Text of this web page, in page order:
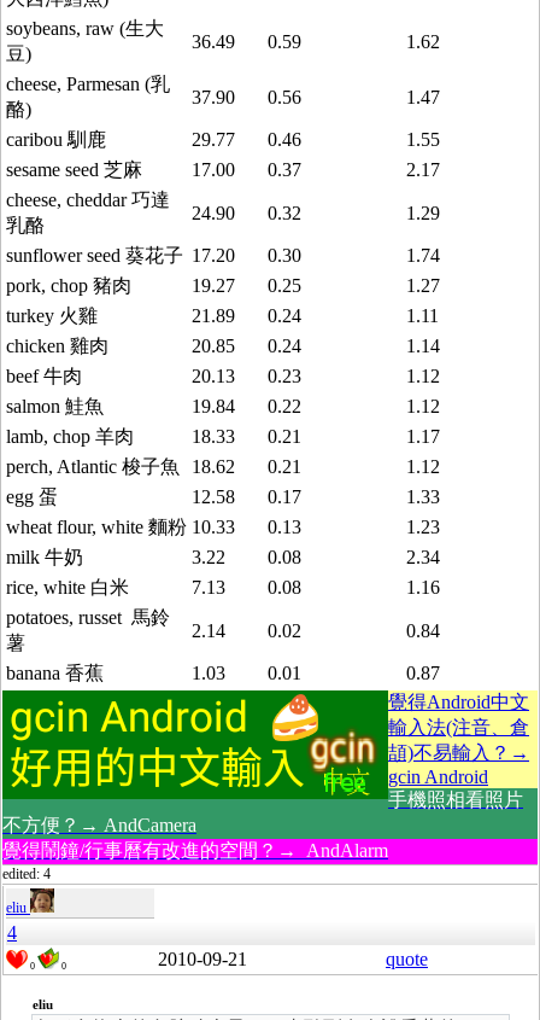
soybeans, raw (生大
豆)
36.49 0.59 1.62
cheese, Parmesan (乳
酪)
37.90 0.56 1.47
caribou 馴鹿 29.77 0.46
1.55
sesame seed 芝麻
17.00 0.37
2.17
cheese, cheddar 巧達
乳酪
24.90 0.32 1.29
sunflower seed 葵花子 17.20 0.30
1.74
pork, chop 豬肉
19.27 0.25
1.27
turkey 火雞
21.89 0.24
1.11
chicken 雞肉
20.85 0.24
1.14
beef 牛肉
20.13 0.23
1.12
salmon 鮭魚
19.84 0.22
1.12
lamb, chop 羊肉
18.33 0.21
1.17
perch, Atlantic 梭子魚
18.62 0.21
1.12
egg 蛋
12.58 0.17
1.33
wheat flour, white 麵粉 10.33 0.13
1.23
milk 牛奶
3.22 0.08
2.34
rice, white 白米
7.13 0.08
1.16
potatoes, russet 馬鈴
薯
2.14 0.02 0.84
banana 香蕉 1.03 0.01
0.87
覺得Android中文
輸入法(注音、倉
頡)不易輸入？→
gcin Android
手機照相看照片
不方便？→ AndCamera
覺得鬧鐘/行事曆有改進的空間？→ AndAlarm
edited: 4
eliu
4
0 0 2010-09-21 quote
eliu